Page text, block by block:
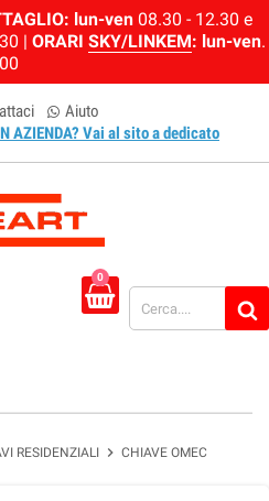
lun-ven 08.30 - 12.30 e
| ORARI SKY/LINKEM: lun-ven.
Aiuto
AZIENDA? Vai al sito a dedicato
0
RESIDENZIALI chevron_right CHIAVE OMEC